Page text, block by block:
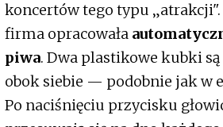
koncertów tego typu „atrakcji".
firma opracowała
piwa. Dwa plastikowe kubki
obok siebie — podobnie jak w
Po naciśnięciu przycisku